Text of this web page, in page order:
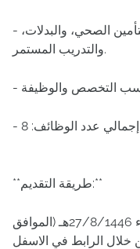
- خدمات إضافية للموظفين تشمل التأمين الصحي، والبدلات،
والتدريب المستمر.
- إجمالي عدد الوظائف: 8
**طريقة التقديم:**
يمكن التقديم اعتبارًا من اليوم الأربعاء 27/8/1446هـ (الموافق